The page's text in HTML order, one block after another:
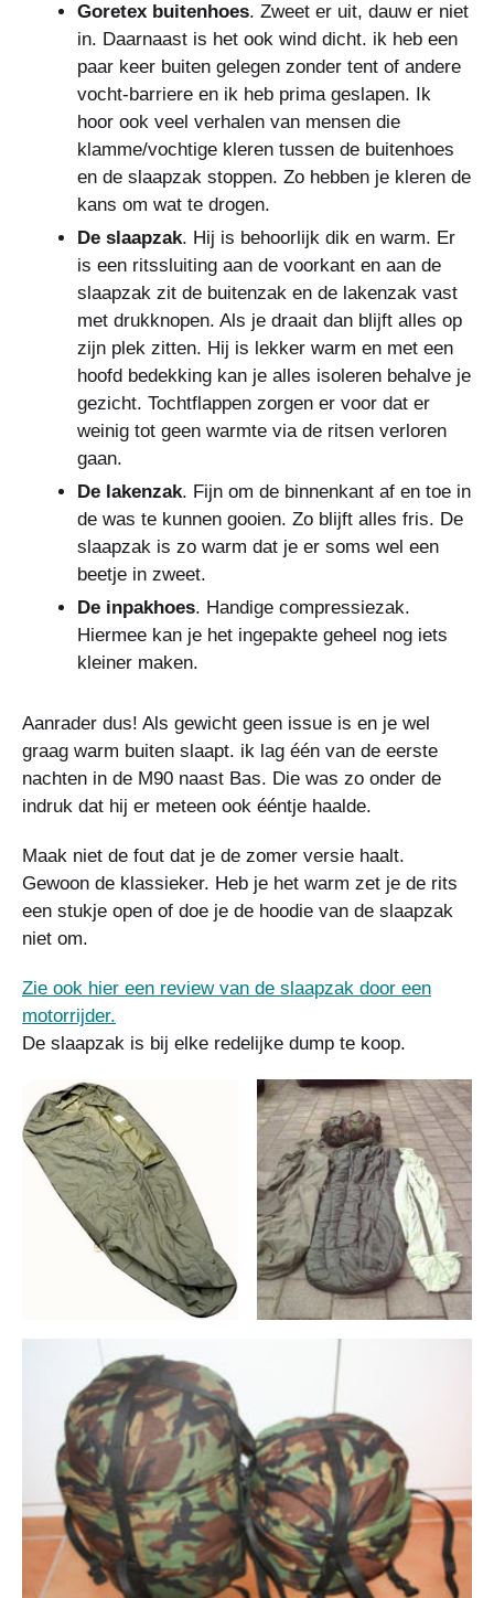
Goretex buitenhoes. Zweet er uit, dauw er niet
in. Daarnaast is het ook wind dicht. ik heb een
paar keer buiten gelegen zonder tent of andere
vocht-barriere en ik heb prima geslapen. Ik
hoor ook veel verhalen van mensen die
klamme/vochtige kleren tussen de buitenhoes
en de slaapzak stoppen. Zo hebben je kleren de
kans om wat te drogen.
De slaapzak. Hij is behoorlijk dik en warm. Er
is een ritssluiting aan de voorkant en aan de
slaapzak zit de buitenzak en de lakenzak vast
met drukknopen. Als je draait dan blijft alles op
zijn plek zitten. Hij is lekker warm en met een
hoofd bedekking kan je alles isoleren behalve je
gezicht. Tochtflappen zorgen er voor dat er
weinig tot geen warmte via de ritsen verloren
gaan.
De lakenzak. Fijn om de binnenkant af en toe in
de was te kunnen gooien. Zo blijft alles fris. De
slaapzak is zo warm dat je er soms wel een
beetje in zweet.
De inpakhoes. Handige compressiezak.
Hiermee kan je het ingepakte geheel nog iets
kleiner maken.
Aanrader dus! Als gewicht geen issue is en je wel
graag warm buiten slaapt. ik lag één van de eerste
nachten in de M90 naast Bas. Die was zo onder de
indruk dat hij er meteen ook ééntje haalde.
Maak niet de fout dat je de zomer versie haalt.
Gewoon de klassieker. Heb je het warm zet je de rits
een stukje open of doe je de hoodie van de slaapzak
niet om.
Zie ook hier een review van de slaapzak door een
motorrijder.
De slaapzak is bij elke redelijke dump te koop.